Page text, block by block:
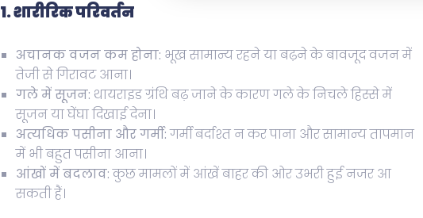
1. शारीरिक परिवर्तन
अचानक वजन कम होना: भूख सामान्य रहने या बढ़ने के बावजूद वजन में
तेजी से गिरावट आना।
गले में सूजन: थायराइड ग्रंथि बढ़ जाने के कारण गले के निचले हिस्से में
सूजन या घेंघा दिखाई देना।
अत्यधिक पसीना और गर्मी:गर्मी बर्दाश्त न कर पाना और सामान्य तापमान
में भी बहुत पसीना आना।
आंखों में बदलाव:कुछ मामलों में आंखें बाहर की ओर उभरी हुई नजर आ
सकती हैं।